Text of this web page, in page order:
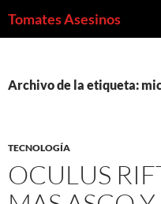
Tomates Asesinos
Archivo de la etiqueta:
TECNOLOGÍA
OCULUS